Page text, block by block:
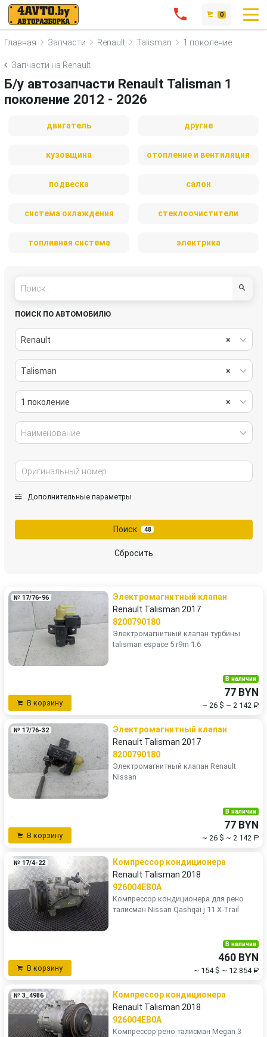
0
Главная Запчасти Renault Talisman 1 поколение
Запчасти на Renault
Б/у автозапчасти Renault Talisman 1
поколение 2012 - 2026
двигатель другие
кузовщина отопление и вентиляция
подвеска салон
система охлаждения стеклоочистители
топливная система электрика
ПОИСК ПО АВТОМОБИЛЮ
×
Renault
×
Talisman
×
1 поколение
Наименование
Дополнительные параметры
Поиск 48
Сбросить
№ 17/76-96
Электромагнитный клапан
Renault Talisman 2017
8200790180
Электромагнитный клапан турбины
talisman espace 5 r9m 1.6
В корзину
В наличии
77 BYN
~ 26 $ ~ 2 142 ₽
№ 17/76-32
Электромагнитный клапан
Renault Talisman 2017
8200790180
Электромагнитный клапан Renault
Nissan
В корзину
В наличии
77 BYN
~ 26 $ ~ 2 142 ₽
№ 17/4-22
Компрессор кондиционера
Renault Talisman 2018
926004EB0A
Компрессор кондиционера для рено
талисман Nissan Qashqai j 11 X-Trail
В корзину
В наличии
460 BYN
~ 154 $ ~ 12 854 ₽
№ 3_4986
Компрессор кондиционера
Renault Talisman 2018
926004EB0A
Компрессор рено талисман Megan 3